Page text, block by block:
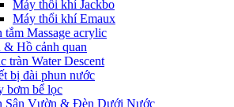
Máy thổi khí Jackbo
Máy thổi khí Emaux
tắm Massage acrylic
& Hồ cảnh quan
tràn Water Descent
bị đài phun nước
bơm bể lọc
Sân Vườn & Đèn Dưới Nước